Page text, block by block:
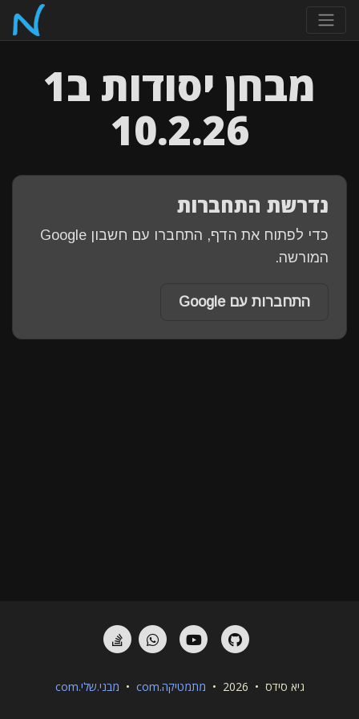
מבחן יסודות ב1
10.2.26
נדרשת התחברות
כדי לפתוח את הדף, התחברו עם חשבון Google
המורשה.
התחברות עם Google
GitHub
YouTube
Whatsapp
גיא סידס • 2026 • מתמטיקה.com • מבני.שלי.com